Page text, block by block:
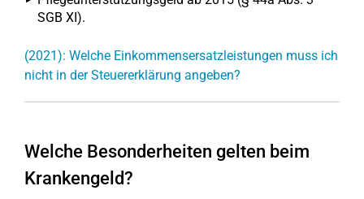
SGB XI).
(2021): Welche Einkommensersatzleistungen muss ich
nicht in der Steuererklärung angeben?
Welche Besonderheiten gelten beim
Krankengeld?